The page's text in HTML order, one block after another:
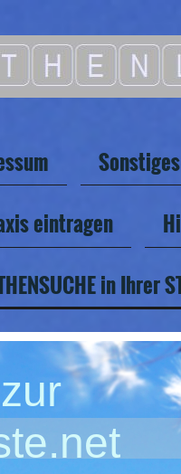
Sonstiges
eintragen
in Ihrer